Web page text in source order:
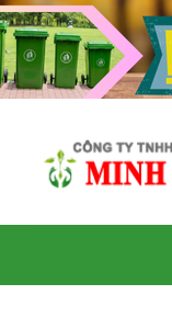
Skip
to
content